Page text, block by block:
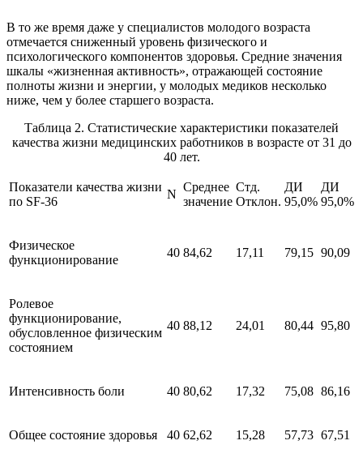
В то же время даже у специалистов молодого возраста
отмечается сниженный уровень физического и
психологического компонентов здоровья. Средние значения
шкалы «жизненная активность», отражающей состояние
полноты жизни и энергии, у молодых медиков несколько
ниже, чем у более старшего возраста.
Таблица 2. Статистические характеристики показателей
качества жизни медицинских работников в возрасте от 31 до
40 лет.
Показатели качества жизни
по SF-36
N
Среднее
значение
Стд.
Отклон.
ДИ
95,0%
ДИ
95,0%
Физическое
функционирование
40 84,62 17,11 79,15 90,09
Ролевое
функционирование,
обусловленное физическим
состоянием
40 88,12 24,01 80,44 95,80
Интенсивность боли 40 80,62 17,32 75,08 86,16
Общее состояние здоровья 40 62,62 15,28 57,73 67,51